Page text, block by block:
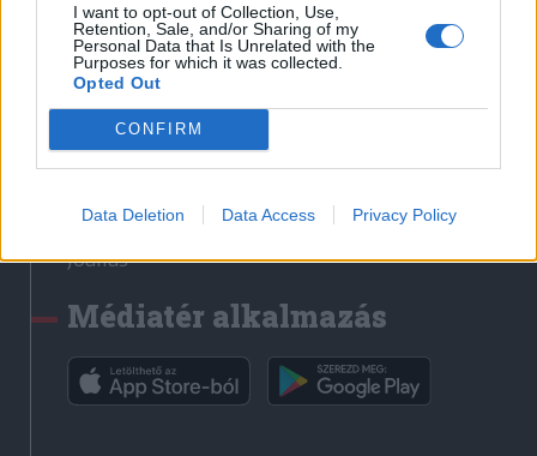
I want to opt-out of Collection, Use,
Retention, Sale, and/or Sharing of my
Personal Data that Is Unrelated with the
Purposes for which it was collected.
Opted Out
CONFIRM
Data Deletion Data Access Privacy Policy
Liget
Krónika
Bihari Napló
Erdélyi Napló
Főtér
Rádió GaGa
Jóállás
Médiatér alkalmazás